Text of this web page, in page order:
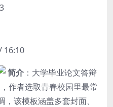
16:10
简介 ：大学毕业论文答辩
作者选取青春校园里最常
该模板涵盖多套封面、